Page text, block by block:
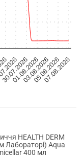
30.07.2026
01.08.2026
03.08.2026
05.08.2026
07.08.2026
HEALTH DERM
Лабораторі) Aqua
400 мл